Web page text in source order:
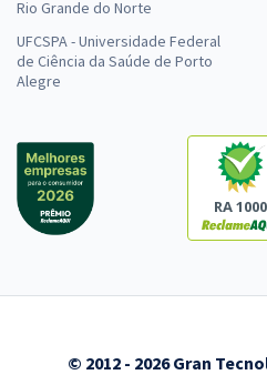
Rio Grande do Norte
UFCSPA - Universidade Federal
de Ciência da Saúde de Porto
Alegre
RA 1000
© 2012 - 2026 Gran